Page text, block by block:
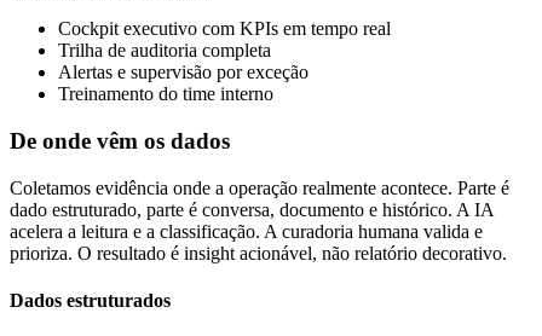
Cockpit executivo com KPIs em tempo real
Trilha de auditoria completa
Alertas e supervisão por exceção
Treinamento do time interno
De onde vêm os dados
Coletamos evidência onde a operação realmente acontece. Parte é
dado estruturado, parte é conversa, documento e histórico. A IA
acelera a leitura e a classificação. A curadoria humana valida e
prioriza. O resultado é insight acionável, não relatório decorativo.
Dados estruturados